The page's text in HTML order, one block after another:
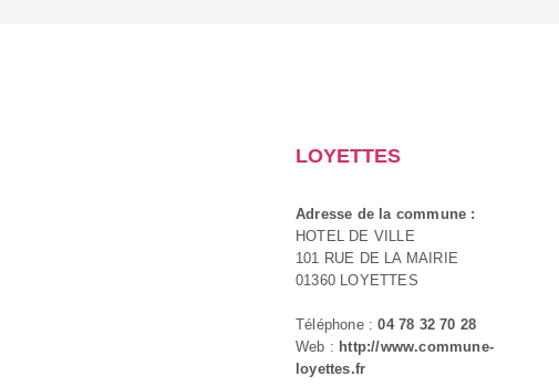
LOYETTES
Adresse de la commune :
HOTEL DE VILLE
101 RUE DE LA MAIRIE
01360 LOYETTES
Téléphone :04 78 32 70 28
Web : http://www.commune-
loyettes.fr